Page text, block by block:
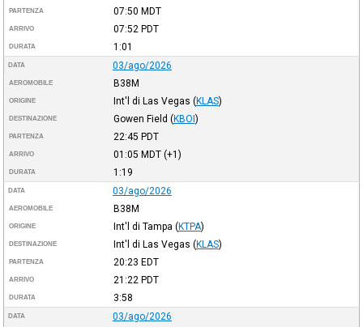
PARTENZA 07:50 MDT
ARRIVO 07:52 PDT
DURATA 1:01
DATA 03/ago/2026
AEROMOBILE B38M
ORIGINE Int'l di Las Vegas (KLAS)
DESTINAZIONE Gowen Field (KBOI)
PARTENZA 22:45 PDT
ARRIVO 01:05 MDT(+1)
DURATA 1:19
DATA 03/ago/2026
AEROMOBILE B38M
ORIGINE Int'l di Tampa (KTPA)
DESTINAZIONE Int'l di Las Vegas (KLAS)
PARTENZA 20:23 EDT
ARRIVO 21:22 PDT
DURATA 3:58
DATA 03/ago/2026